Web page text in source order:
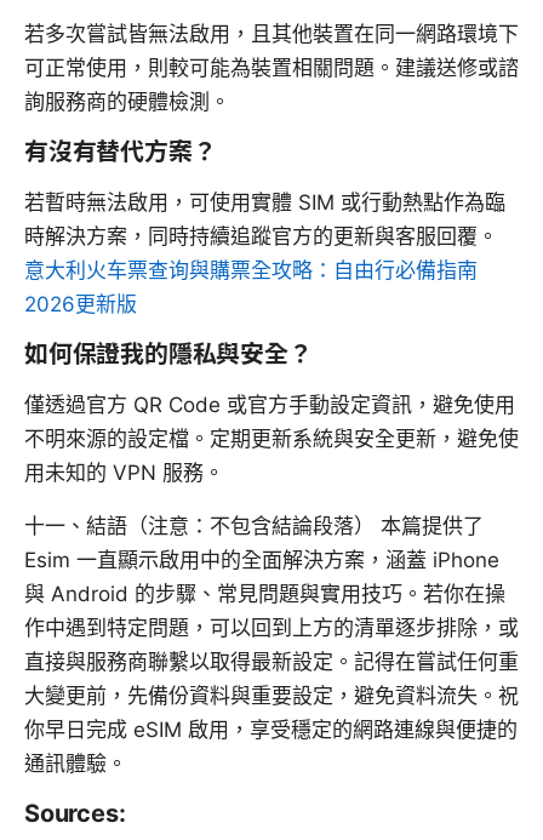
若多次嘗試皆無法啟用，且其他裝置在同一網路環境下
可正常使用，則較可能為裝置相關問題。建議送修或諮
詢服務商的硬體檢測。
有沒有替代方案？
若暫時無法啟用，可使用實體 SIM 或行動熱點作為臨
時解決方案，同時持續追蹤官方的更新與客服回覆。
意大利火车票查询與購票全攻略：自由行必備指南
2026更新版
如何保證我的隱私與安全？
僅透過官方 QR Code 或官方手動設定資訊，避免使用
不明來源的設定檔。定期更新系統與安全更新，避免使
用未知的 VPN 服務。
十一、結語（注意：不包含結論段落） 本篇提供了
Esim 一直顯示啟用中的全面解決方案，涵蓋 iPhone
與 Android 的步驟、常見問題與實用技巧。若你在操
作中遇到特定問題，可以回到上方的清單逐步排除，或
直接與服務商聯繫以取得最新設定。記得在嘗試任何重
大變更前，先備份資料與重要設定，避免資料流失。祝
你早日完成 eSIM 啟用，享受穩定的網路連線與便捷的
通訊體驗。
Sources: